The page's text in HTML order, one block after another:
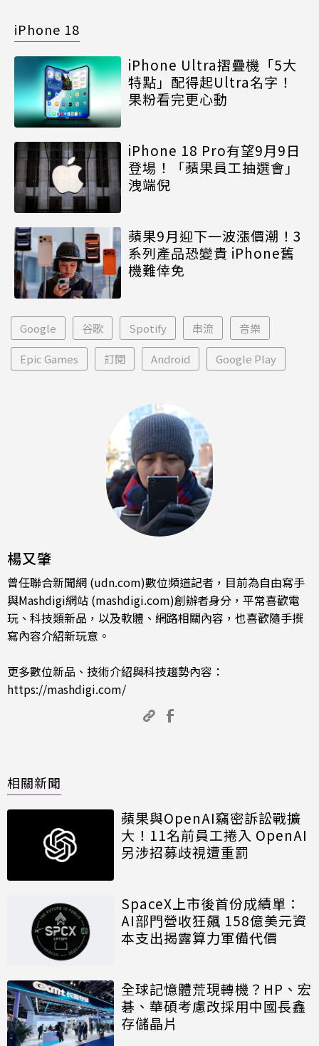
iPhone 18
iPhone Ultra摺疊機「5大
特點」配得起Ultra名字！
果粉看完更心動
iPhone 18 Pro有望9月9日
登場！「蘋果員工抽選會」
洩端倪
蘋果9月迎下一波漲價潮！3
系列產品恐變貴 iPhone舊
機難倖免
Google 谷歌 Spotify 串流 音樂
Epic Games 訂閱 Android Google Play
楊又肇
曾任聯合新聞網 (udn.com)數位頻道記者，目前為自由寫手
與Mashdigi網站 (mashdigi.com)創辦者身分，平常喜歡電
玩、科技類新品，以及軟體、網路相關內容，也喜歡隨手撰
寫內容介紹新玩意。
更多數位新品、技術介紹與科技趨勢內容：
https://mashdigi.com/
相關新聞
蘋果與OpenAI竊密訴訟戰擴
大！11名前員工捲入 OpenAI
另涉招募歧視遭重罰
SpaceX上市後首份成績單：
AI部門營收狂飆 158億美元資
本支出揭露算力軍備代價
全球記憶體荒現轉機？HP、宏
碁、華碩考慮改採用中國長鑫
存儲晶片